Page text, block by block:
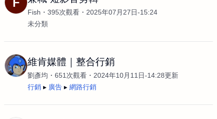
F
Fish 395次觀看
2025年07月27日-15:24
未分類
維肯媒體｜整合行銷
劉彥均 651次觀看
2024年10月11日-14:28更新
行銷
廣告 網路行銷